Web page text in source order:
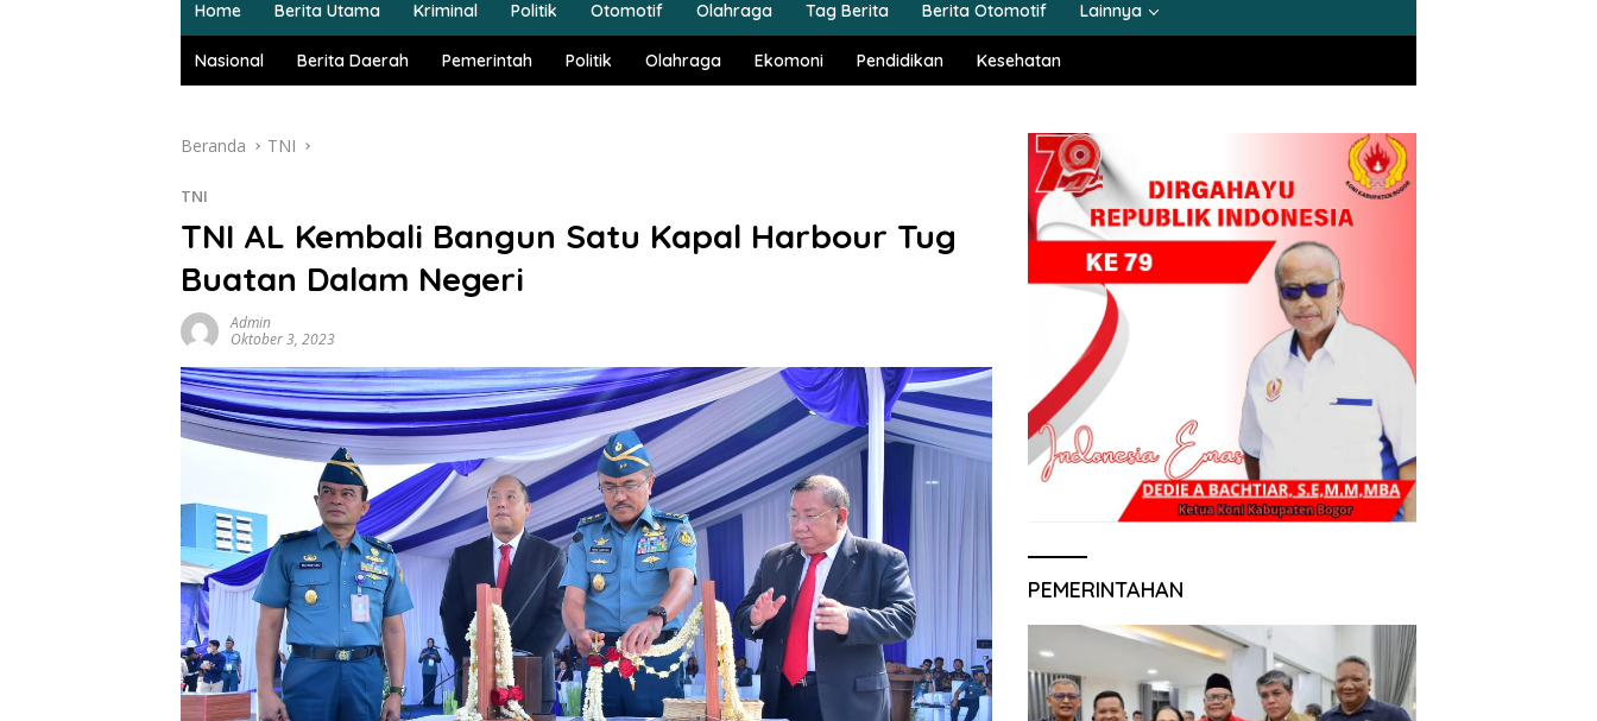
Home Berita Utama Kriminal Politik Otomotif Olahraga Tag Berita Berita Otomotif Lainnya
Nasional Berita Daerah Pemerintah Politik Olahraga Ekomoni Pendidikan Kesehatan
Beranda TNI
TNI
TNI AL Kembali Bangun Satu Kapal Harbour Tug
Buatan Dalam Negeri
Admin
Oktober 3, 2023
PEMERINTAHAN